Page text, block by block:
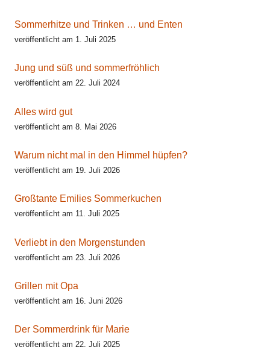
Sommerhitze und Trinken … und Enten
veröffentlicht am 1. Juli 2025
Jung und süß und sommerfröhlich
veröffentlicht am 22. Juli 2024
Alles wird gut
veröffentlicht am 8. Mai 2026
Warum nicht mal in den Himmel hüpfen?
veröffentlicht am 19. Juli 2026
Großtante Emilies Sommerkuchen
veröffentlicht am 11. Juli 2025
Verliebt in den Morgenstunden
veröffentlicht am 23. Juli 2026
Grillen mit Opa
veröffentlicht am 16. Juni 2026
Der Sommerdrink für Marie
veröffentlicht am 22. Juli 2025